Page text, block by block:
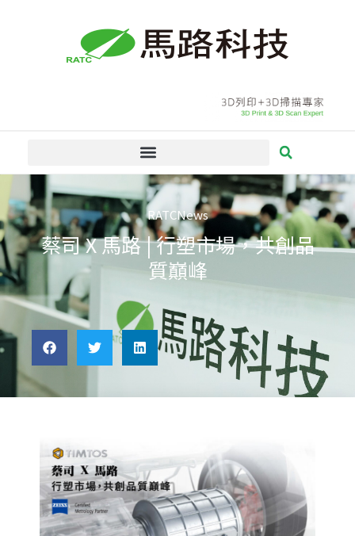
RATCNews
蔡司 X 馬路 | 行塑市場，共創品
質巔峰